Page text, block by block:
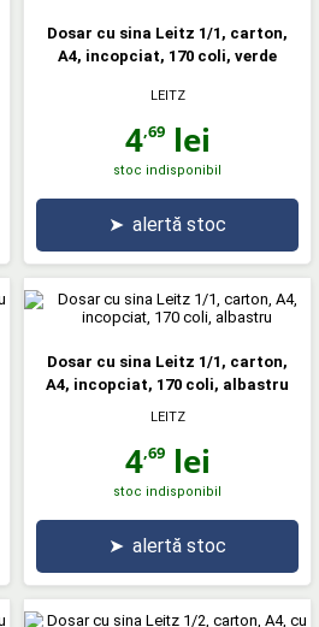
Dosar cu sina Leitz 1/1, carton,
A4, incopciat, 170 coli, verde
LEITZ
4,69lei
stoc indisponibil
➤ alertă stoc
Dosar cu sina Leitz 1/1, carton,
A4, incopciat, 170 coli, albastru
LEITZ
4,69lei
stoc indisponibil
➤ alertă stoc